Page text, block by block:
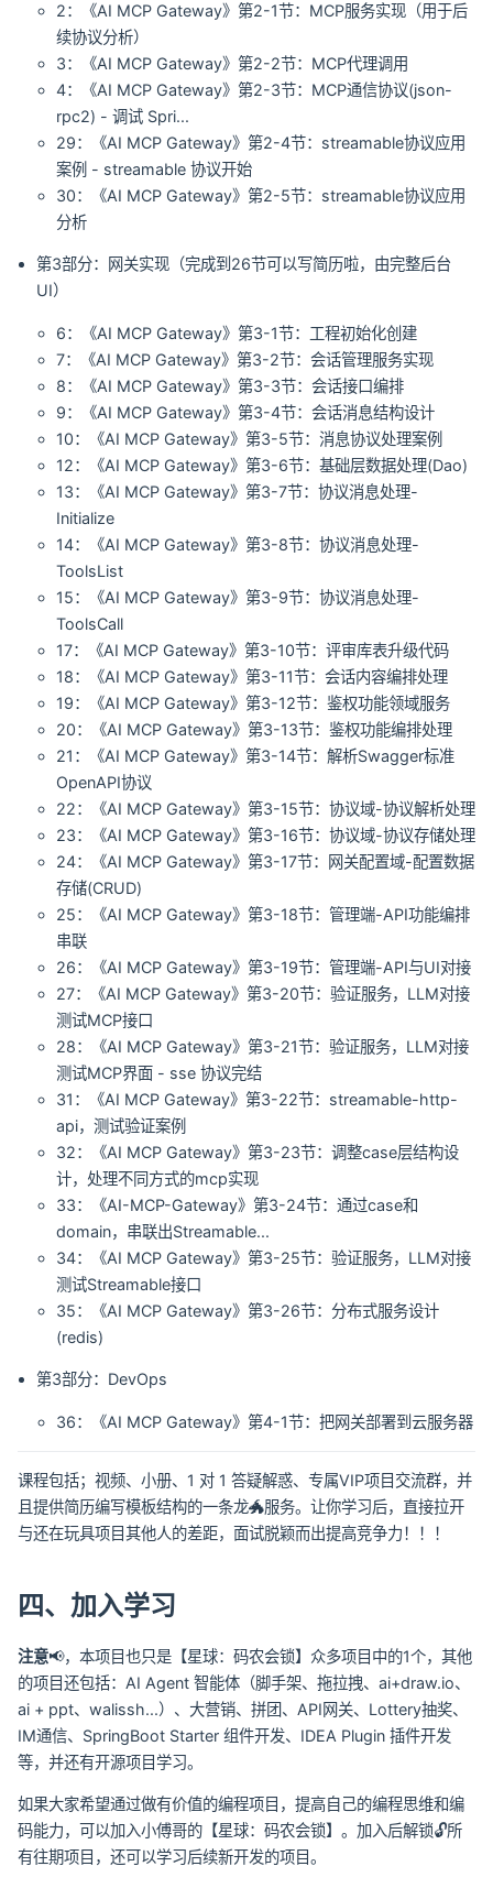
2：《AI MCP Gateway》第2-1节：MCP服务实现（用于后
续协议分析）
3：《AI MCP Gateway》第2-2节：MCP代理调用
4：《AI MCP Gateway》第2-3节：MCP通信协议(json-
rpc2) - 调试 Spri...
29：《AI MCP Gateway》第2-4节：streamable协议应用
案例 - streamable 协议开始
30：《AI MCP Gateway》第2-5节：streamable协议应用
分析
第3部分：网关实现（完成到26节可以写简历啦，由完整后台
UI）
6：《AI MCP Gateway》第3-1节：工程初始化创建
7：《AI MCP Gateway》第3-2节：会话管理服务实现
8：《AI MCP Gateway》第3-3节：会话接口编排
9：《AI MCP Gateway》第3-4节：会话消息结构设计
10：《AI MCP Gateway》第3-5节：消息协议处理案例
12：《AI MCP Gateway》第3-6节：基础层数据处理(Dao)
13：《AI MCP Gateway》第3-7节：协议消息处理-
Initialize
14：《AI MCP Gateway》第3-8节：协议消息处理-
ToolsList
15：《AI MCP Gateway》第3-9节：协议消息处理-
ToolsCall
17：《AI MCP Gateway》第3-10节：评审库表升级代码
18：《AI MCP Gateway》第3-11节：会话内容编排处理
19：《AI MCP Gateway》第3-12节：鉴权功能领域服务
20：《AI MCP Gateway》第3-13节：鉴权功能编排处理
21：《AI MCP Gateway》第3-14节：解析Swagger标准
OpenAPI协议
22：《AI MCP Gateway》第3-15节：协议域-协议解析处理
23：《AI MCP Gateway》第3-16节：协议域-协议存储处理
24：《AI MCP Gateway》第3-17节：网关配置域-配置数据
存储(CRUD)
25：《AI MCP Gateway》第3-18节：管理端-API功能编排
串联
26：《AI MCP Gateway》第3-19节：管理端-API与UI对接
27：《AI MCP Gateway》第3-20节：验证服务，LLM对接
测试MCP接口
28：《AI MCP Gateway》第3-21节：验证服务，LLM对接
测试MCP界面 - sse 协议完结
31：《AI MCP Gateway》第3-22节：streamable-http-
api，测试验证案例
32：《AI MCP Gateway》第3-23节：调整case层结构设
计，处理不同方式的mcp实现
33：《AI-MCP-Gateway》第3-24节：通过case和
domain，串联出Streamable...
34：《AI MCP Gateway》第3-25节：验证服务，LLM对接
测试Streamable接口
35：《AI MCP Gateway》第3-26节：分布式服务设计
(redis)
第3部分：DevOps
36：《AI MCP Gateway》第4-1节：把网关部署到云服务器
课程包括；视频、小册、1 对 1 答疑解惑、专属VIP项目交流群，并
且提供简历编写模板结构的一条龙🐲服务。让你学习后，直接拉开
与还在玩具项目其他人的差距，面试脱颖而出提高竞争力！！！
四、加入学习
注意📢，本项目也只是【星球：码农会锁】众多项目中的1个，其他
的项目还包括：AI Agent 智能体（脚手架、拖拉拽、ai+draw.io、
ai + ppt、walissh...）、大营销、拼团、API网关、Lottery抽奖、
IM通信、SpringBoot Starter 组件开发、IDEA Plugin 插件开发
等，并还有开源项目学习。
如果大家希望通过做有价值的编程项目，提高自己的编程思维和编
码能力，可以加入小傅哥的【星球：码农会锁】。加入后解锁🔓所
有往期项目，还可以学习后续新开发的项目。